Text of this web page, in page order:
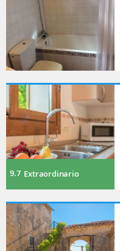
9.7 Extraordinario